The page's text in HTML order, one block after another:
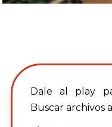
Dale al play
Buscar archivos